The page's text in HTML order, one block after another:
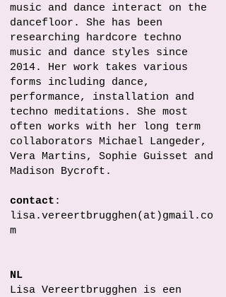
music and dance interact on the
dancefloor. She has been
researching hardcore techno
music and dance styles since
2014. Her work takes various
forms including dance,
performance, installation and
techno meditations. She most
often works with her long term
collaborators Michael Langeder,
Vera Martins, Sophie Guisset and
Madison Bycroft.
contact :
lisa.vereertbrugghen(at)gmail.co
m
NL
Lisa Vereertbrugghen is een